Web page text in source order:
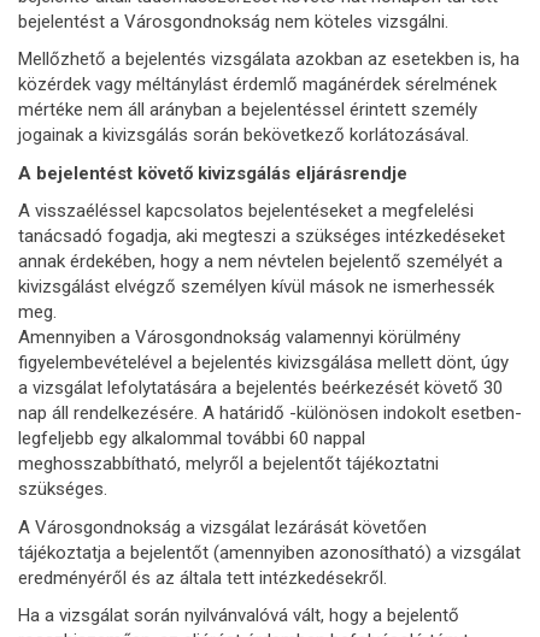
bejelentést a Városgondnokság nem köteles vizsgálni.
Mellőzhető a bejelentés vizsgálata azokban az esetekben is, ha
közérdek vagy méltánylást érdemlő magánérdek sérelmének
mértéke nem áll arányban a bejelentéssel érintett személy
jogainak a kivizsgálás során bekövetkező korlátozásával.
A bejelentést követő kivizsgálás eljárásrendje
A visszaéléssel kapcsolatos bejelentéseket a megfelelési
tanácsadó fogadja, aki megteszi a szükséges intézkedéseket
annak érdekében, hogy a nem névtelen bejelentő személyét a
kivizsgálást elvégző személyen kívül mások ne ismerhessék
meg.
Amennyiben a Városgondnokság valamennyi körülmény
figyelembevételével a bejelentés kivizsgálása mellett dönt, úgy
a vizsgálat lefolytatására a bejelentés beérkezését követő 30
nap áll rendelkezésére. A határidő -különösen indokolt esetben-
legfeljebb egy alkalommal további 60 nappal
meghosszabbítható, melyről a bejelentőt tájékoztatni
szükséges.
A Városgondnokság a vizsgálat lezárását követően
tájékoztatja a bejelentőt (amennyiben azonosítható) a vizsgálat
eredményéről és az általa tett intézkedésekről.
Ha a vizsgálat során nyilvánvalóvá vált, hogy a bejelentő